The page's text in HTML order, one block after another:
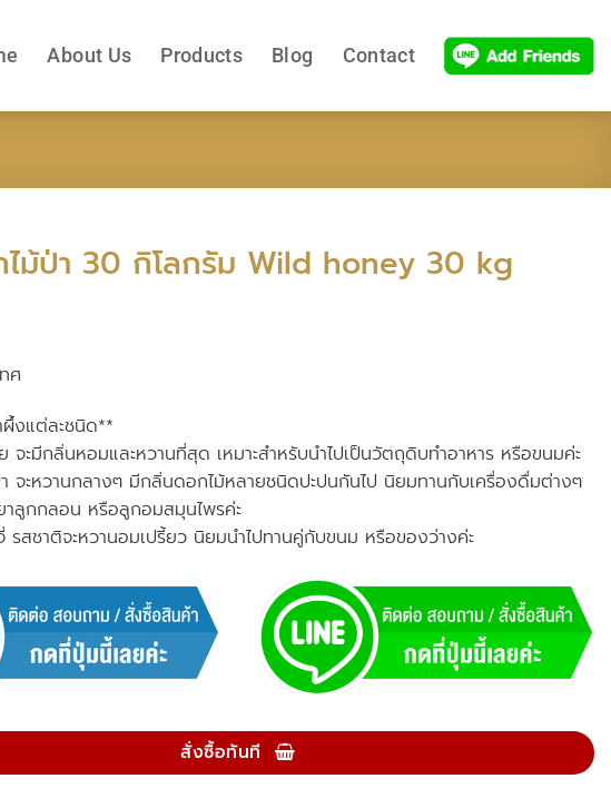
About Us Products Blog Contact
ม้ป่า 30 กิโลกรัม Wild honey 30 kg
ศ
งแต่ละชนิด**
จะมีกลิ่นหอมและหวานที่สุด เหมาะสำหรับนำไปเป็นวัตถุดิบทำอาหาร หรือขนมค่ะ
จะหวานกลางๆ มีกลิ่นดอกไม้หลายชนิดปะปนกันไป นิยมทานกับเครื่องดื่มต่างๆ
าลูกกลอน หรือลูกอมสมุนไพรค่ะ
สชาติจะหวานอมเปรี้ยว นิยมนำไปทานคู่กับขนม หรือของว่างค่ะ
สั่งซื้อทันที